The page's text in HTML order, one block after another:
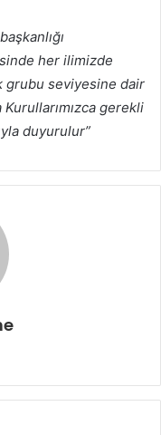
her ilimizde
grubu seviyesine dair
gerekli
duyurulur”